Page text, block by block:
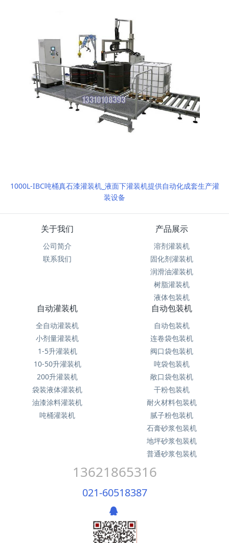
1000L-IBC吨桶真石漆灌装机_液面下灌装机提供自动化成套生产灌
装设备
关于我们
公司简介
联系我们
产品展示
溶剂灌装机
固化剂灌装机
润滑油灌装机
树脂灌装机
液体包装机
自动灌装机
全自动灌装机
小剂量灌装机
1-5升灌装机
10-50升灌装机
200升灌装机
袋装液体灌装机
油漆涂料灌装机
吨桶灌装机
自动包装机
自动包装机
连卷袋包装机
阀口袋包装机
吨袋包装机
敞口袋包装机
干粉包装机
耐火材料包装机
腻子粉包装机
石膏砂浆包装机
地坪砂浆包装机
普通砂浆包装机
13621865316
021-60518387